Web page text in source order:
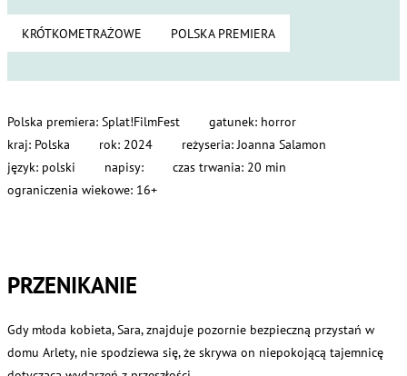
KRÓTKOMETRAŻOWE POLSKA PREMIERA
Polska premiera: Splat!FilmFest
gatunek: horror
kraj: Polska
rok: 2024
reżyseria: Joanna Salamon
język: polski
napisy:
czas trwania: 20 min
ograniczenia wiekowe: 16+
PRZENIKANIE
Gdy młoda kobieta, Sara, znajduje pozornie bezpieczną przystań w
domu Arlety, nie spodziewa się, że skrywa on niepokojącą tajemnicę